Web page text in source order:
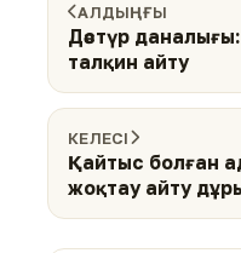
АЛДЫҢҒЫ
Дәстүр
талқин айту
КЕЛЕСІ
Қайтыс болған
жоқтау айту